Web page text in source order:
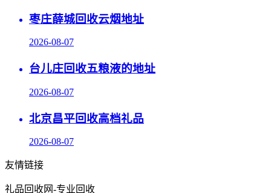
枣庄薛城回收云烟地址
2026-08-07
台儿庄回收五粮液的地址
2026-08-07
北京昌平回收高档礼品
2026-08-07
友情链接
礼品回收网-专业回收